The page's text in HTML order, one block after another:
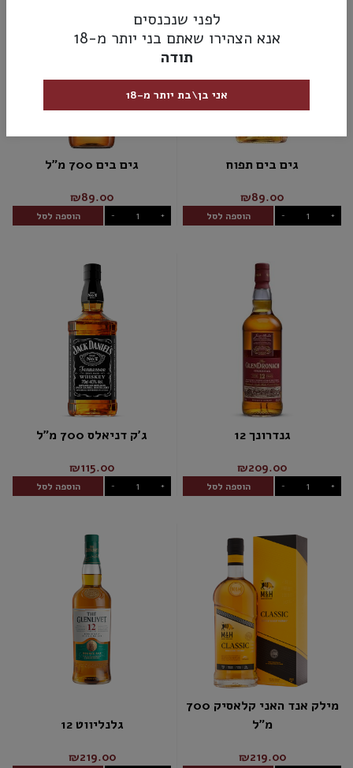
גים בים תפוח
₪89.00
- + הוספה לסל
גים בים 700 מ"ל
₪89.00
- + הוספה לסל
גנדרונך 12
₪209.00
- + הוספה לסל
ג'ק דניאלס 700 מ"ל
₪115.00
- + הוספה לסל
מילק אנד האני קלאסיק 700
מ"ל
₪219.00
גלנליווט 12
₪219.00
לפני שנכנסים
אנא הצהירו שאתם בני יותר מ-18
תודה
אני בן\בת יותר מ-18